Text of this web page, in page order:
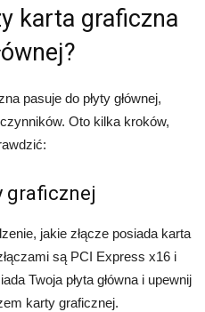
karta graficzna
pasuje do płyty głównej,
Oto kilka kroków,
graficznej
jakie złącze posiada karta
są PCI Express x16 i
Twoja płyta główna i upewnij
karty graficznej.